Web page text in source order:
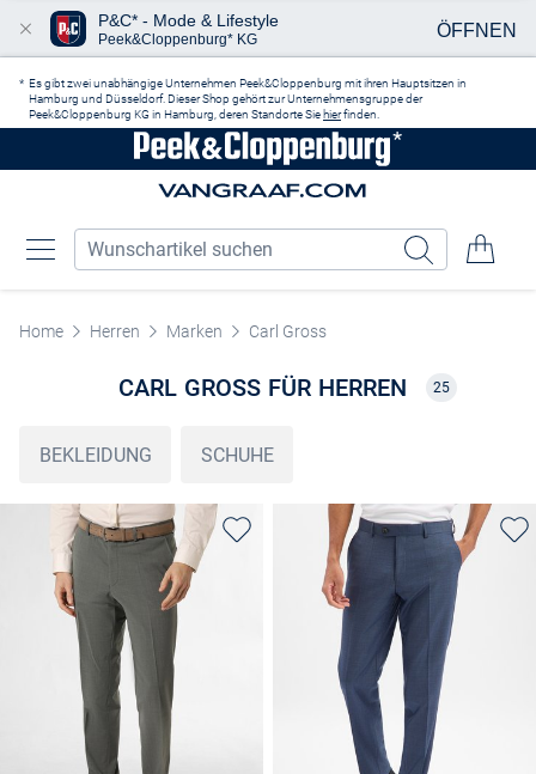
Es gibt zwei unabhängige Unternehmen Peek&Cloppenburg mit ihren Hauptsitzen in
Hamburg und Düsseldorf. Dieser Shop gehört zur Unternehmensgruppe der
Peek&Cloppenburg KG in Hamburg, deren Standorte Sie hierfinden.
Home Herren Marken Carl Gross
CARL GROSS FÜR HERREN 25
BEKLEIDUNG SCHUHE
P&C* - Mode & Lifestyle
Peek&Cloppenburg* KG ÖFFNEN